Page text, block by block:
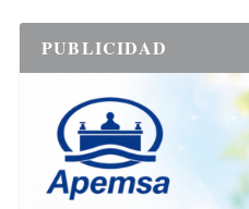
PUBLICIDAD